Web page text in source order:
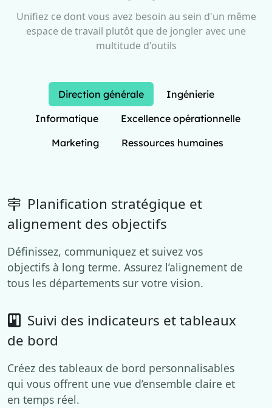
Unifiez ce dont vous avez besoin au sein d'un même
espace de travail plutôt que de jongler avec une
multitude d'outils
Direction générale
Ingénierie
Informatique
Excellence opérationnelle
Marketing
Ressources humaines
Planification stratégique et
alignement des objectifs
Définissez, communiquez et suivez vos
objectifs à long terme. Assurez l’alignement de
tous les départements sur votre vision.
Suivi des indicateurs et tableaux
de bord
Créez des tableaux de bord personnalisables
qui vous offrent une vue d’ensemble claire et
en temps réel.